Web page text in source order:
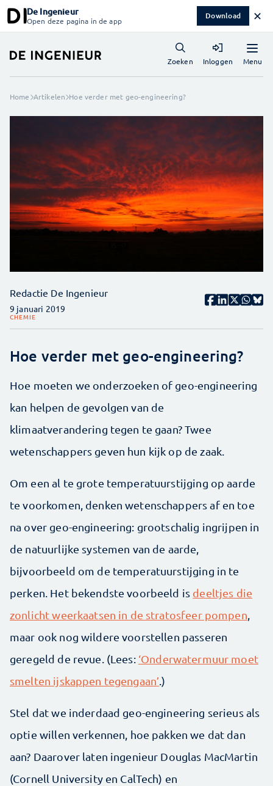
De Ingenieur
Open deze pagina in de app Download ✕
Menu
Zoeken Inloggen
Home Artikelen Hoe verder met geo-engineering?
Redactie De Ingenieur
9 januari 2019
CHEMIE
Hoe verder met geo-engineering?
Hoe moeten we onderzoeken of geo-engineering
kan helpen de gevolgen van de
klimaatverandering tegen te gaan? Twee
wetenschappers geven hun kijk op de zaak.
Om een al te grote temperatuurstijging op aarde
te voorkomen, denken wetenschappers af en toe
na over geo-engineering: grootschalig ingrijpen in
de natuurlijke systemen van de aarde,
bijvoorbeeld om de temperatuurstijging in te
perken. Het bekendste voorbeeld is deeltjes die
zonlicht weerkaatsen in de stratosfeer pompen,
maar ook nog wildere voorstellen passeren
geregeld de revue. (Lees: ‘Onderwatermuur moet
smelten ijskappen tegengaan’.)
Stel dat we inderdaad geo-engineering serieus als
optie willen verkennen, hoe pakken we dat dan
aan? Daarover laten ingenieur Douglas MacMartin
(Cornell University en CalTech) en